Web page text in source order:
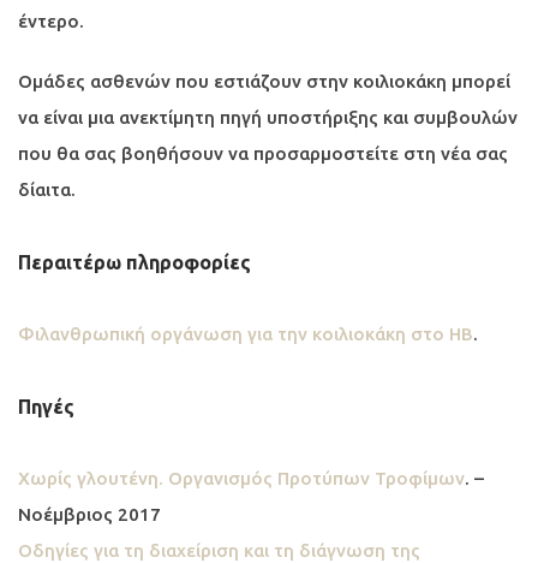
έντερο.
Ομάδες ασθενών που εστιάζουν στην κοιλιοκάκη μπορεί
να είναι μια ανεκτίμητη πηγή υποστήριξης και συμβουλών
που θα σας βοηθήσουν να προσαρμοστείτε στη νέα σας
δίαιτα.
Περαιτέρω πληροφορίες
Φιλανθρωπική οργάνωση για την κοιλιοκάκη στο ΗΒ.
Πηγές
Χωρίς γλουτένη. Οργανισμός Προτύπων Τροφίμων. –
Νοέμβριος 2017
Οδηγίες για τη διαχείριση και τη διάγνωση της